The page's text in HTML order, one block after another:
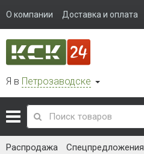
О компании Доставка и оплата
Я в Петрозаводске
Распродажа Спецпредложения